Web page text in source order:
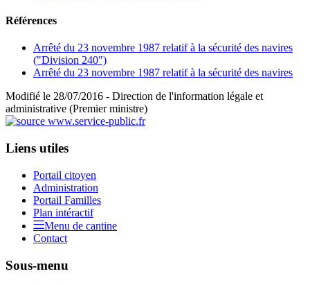
Références
Arrêté du 23 novembre 1987 relatif à la sécurité des navires
("Division 240")
Arrêté du 23 novembre 1987 relatif à la sécurité des navires
Modifié le 28/07/2016 - Direction de l'information légale et
administrative (Premier ministre)
Liens utiles
Portail citoyen
Administration
Portail Familles
Plan intéractif
Menu de cantine
Contact
Sous-menu